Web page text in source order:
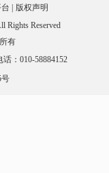
版权声明
Rights Reserved
有
：010-58884152
号